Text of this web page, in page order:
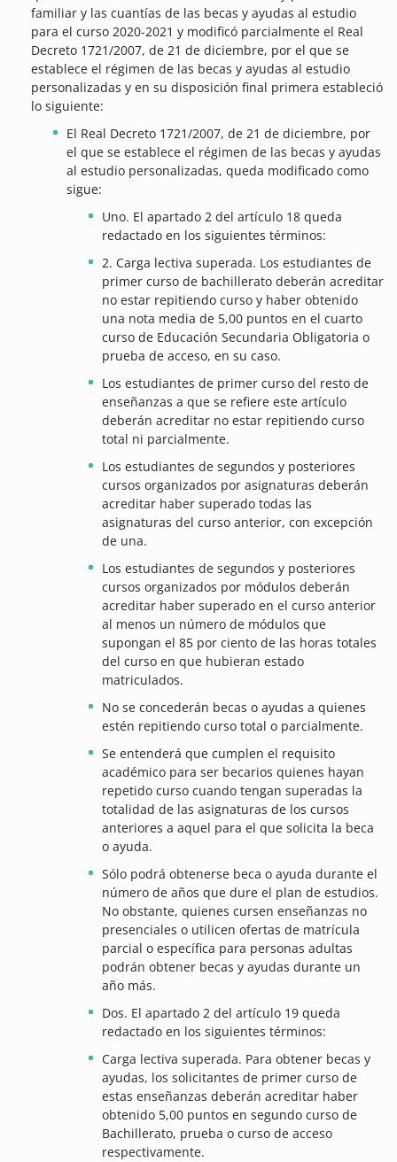
familiar y las cuantías de las becas y ayudas al estudio
para el curso 2020-2021 y modificó parcialmente el Real
Decreto 1721/2007, de 21 de diciembre, por el que se
establece el régimen de las becas y ayudas al estudio
personalizadas y en su disposición final primera estableció
lo siguiente:
El Real Decreto 1721/2007, de 21 de diciembre, por
el que se establece el régimen de las becas y ayudas
al estudio personalizadas, queda modificado como
sigue:
Uno. El apartado 2 del artículo 18 queda
redactado en los siguientes términos:
2. Carga lectiva superada. Los estudiantes de
primer curso de bachillerato deberán acreditar
no estar repitiendo curso y haber obtenido
una nota media de 5,00 puntos en el cuarto
curso de Educación Secundaria Obligatoria o
prueba de acceso, en su caso.
Los estudiantes de primer curso del resto de
enseñanzas a que se refiere este artículo
deberán acreditar no estar repitiendo curso
total ni parcialmente.
Los estudiantes de segundos y posteriores
cursos organizados por asignaturas deberán
acreditar haber superado todas las
asignaturas del curso anterior, con excepción
de una.
Los estudiantes de segundos y posteriores
cursos organizados por módulos deberán
acreditar haber superado en el curso anterior
al menos un número de módulos que
supongan el 85 por ciento de las horas totales
del curso en que hubieran estado
matriculados.
No se concederán becas o ayudas a quienes
estén repitiendo curso total o parcialmente.
Se entenderá que cumplen el requisito
académico para ser becarios quienes hayan
repetido curso cuando tengan superadas la
totalidad de las asignaturas de los cursos
anteriores a aquel para el que solicita la beca
o ayuda.
Sólo podrá obtenerse beca o ayuda durante el
número de años que dure el plan de estudios.
No obstante, quienes cursen enseñanzas no
presenciales o utilicen ofertas de matrícula
parcial o específica para personas adultas
podrán obtener becas y ayudas durante un
año más.
Dos. El apartado 2 del artículo 19 queda
redactado en los siguientes términos:
Carga lectiva superada. Para obtener becas y
ayudas, los solicitantes de primer curso de
estas enseñanzas deberán acreditar haber
obtenido 5,00 puntos en segundo curso de
Bachillerato, prueba o curso de acceso
respectivamente.